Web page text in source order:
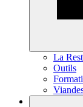
La
Outils